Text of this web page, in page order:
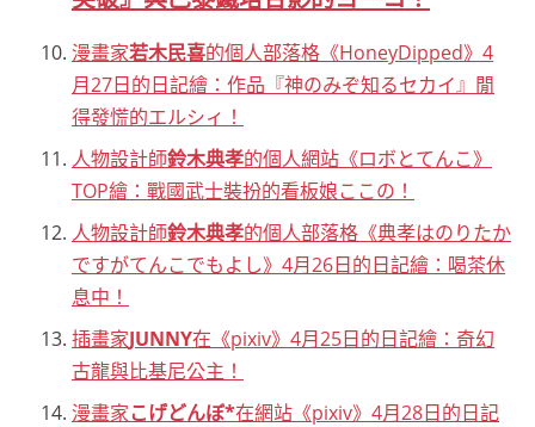
漫畫家若木民喜的個人部落格《HoneyDipped》4
月27日的日記繪：作品『神のみぞ知るセカイ』閒
得發慌的エルシィ！
人物設計師鈴木典孝的個人網站《ロボとてんこ》
TOP繪：戰國武士裝扮的看板娘ここの！
人物設計師鈴木典孝的個人部落格《典孝はのりたか
ですがてんこでもよし》4月26日的日記繪：喝茶休
息中！
插畫家JUNNY在《pixiv》4月25日的日記繪：奇幻
古龍與比基尼公主！
漫畫家こげどんぼ*在網站《pixiv》4月28日的日記